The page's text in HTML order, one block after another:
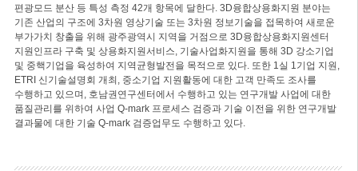
편광모드 분산 등 특성 측정 42개 항목에 달한다. 3D융합상용화지원 분야는
기존 산업의 구조에 3차원 영상기술 또는 3차원 정보기술을 접목하여 새로운
부가가치 창출을 위해 광주광역시 지역을 거점으로 3D융합상용화지원센터
지원인프라 구축 및 상용화지원서비스, 기술사업화지원을 통해 3D 강소기업
및 중핵기업을 육성하여 지역균형발전을 목적으로 있다. 또한 1실 1기업 지원,
ETRI 신기술설명회 개최, 중소기업 지원활동에 대한 고객 만족도 조사를
수행하고 있으며, 호남권연구센터에서 수행하고 있는 연구개발 사업에 대한
품질관리를 위하여 사업 Q-mark 프로세스 검증과 기술 이전을 위한 연구개발
결과물에 대한 기술 Q-mark 검증업무도 수행하고 있다.